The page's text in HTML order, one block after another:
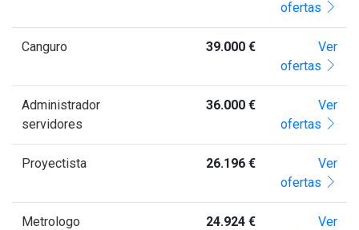
ofertas
Canguro 39.000 €
Ver
ofertas
Administrador
servidores
36.000 €
Ver
ofertas
Proyectista 26.196 €
Ver
ofertas
Metrologo 24.924 €
Ver